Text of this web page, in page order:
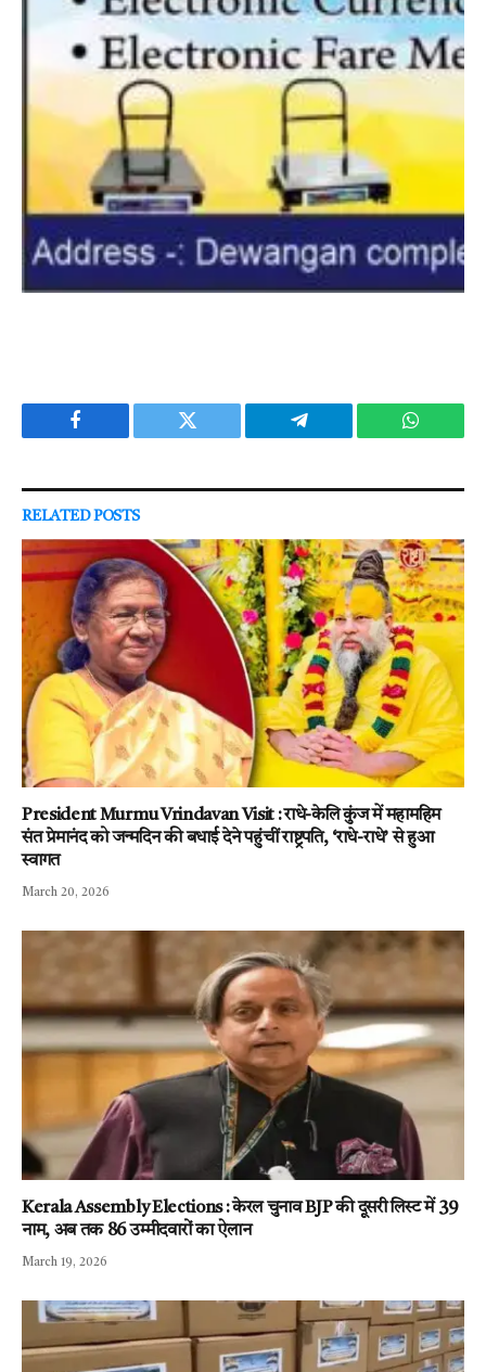
Facebook Twitter Telegram
RELATEDPOSTS
President Murmu Vrindavan Visit : राधे-केलि कुंज में महामहिम
संत प्रेमानंद को जन्मदिन की बधाई देने पहुंचीं राष्ट्रपति, ‘राधे-राधे’ से हुआ
स्वागत
March 20, 2026
Kerala Assembly Elections : केरल चुनाव BJP की दूसरी लिस्ट में 39
नाम, अब तक 86 उम्मीदवारों का ऐलान
March 19, 2026